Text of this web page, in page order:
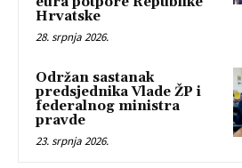
Hrvatske
28. srpnja 2026.
Održan sastanak
predsjednika Vlade ŽP i
federalnog ministra
pravde
23. srpnja 2026.